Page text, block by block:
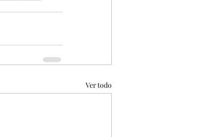
Ver todo